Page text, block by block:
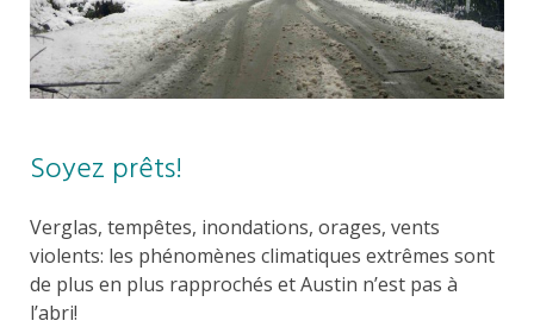
Soyez prêts!
Verglas, tempêtes, inondations, orages, vents
violents: les phénomènes climatiques extrêmes sont
de plus en plus rapprochés et Austin n’est pas à
l’abri!